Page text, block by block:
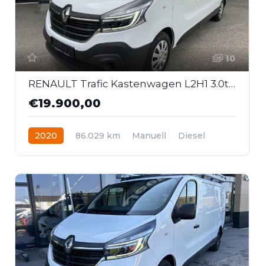
10
RENAULT Trafic Kastenwagen L2H1 3.0t dCi 120
€19.900,00
2020 86.029 km Manuell
Diesel